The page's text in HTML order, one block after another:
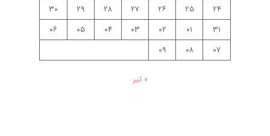
۲۴
۲۵ ۲۶ ۲۷ ۲۸ ۲۹
۳۰
۳۱
۰۱ ۰۲ ۰۳ ۰۴ ۰۵
۰۶
۰۷
۰۸ ۰۹
« تیر